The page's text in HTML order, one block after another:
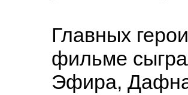
Главных
фильме
Эфира,